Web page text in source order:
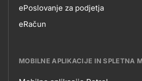
EPOSLOVANJE
ePoslovanje za podjetja
eRačun
MOBILNE APLIKACIJE IN SPLETNA